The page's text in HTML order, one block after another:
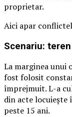
proprietar.
Aici apar
Scenariu:
La marginea unui
fost folosit
împrejmuit. L-a
din acte
peste 15 ani.